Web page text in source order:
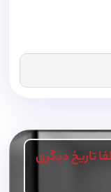
تاریخ دیگری